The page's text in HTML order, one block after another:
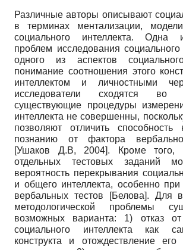
Различные авторы описывают
в терминах ментализации, модели
социального интеллекта. Одна
проблем исследования социального
одного из аспектов
понимание соотношения этого
интеллектом и личностными
исследователи сходятся
существующие процедуры
интеллекта не совершенны,
позволяют отличить способность
познанию от фактора
[Ушаков Д.В, 2004]. Кроме того,
отдельных тестовых заданий
вероятность перекрывания
и общего интеллекта, особенно при
вербальных тестов
[Белова]. Для
методологической проблемы
возможных варианта: 1) отказ от
социального интеллекта как
конструкта и отождествление